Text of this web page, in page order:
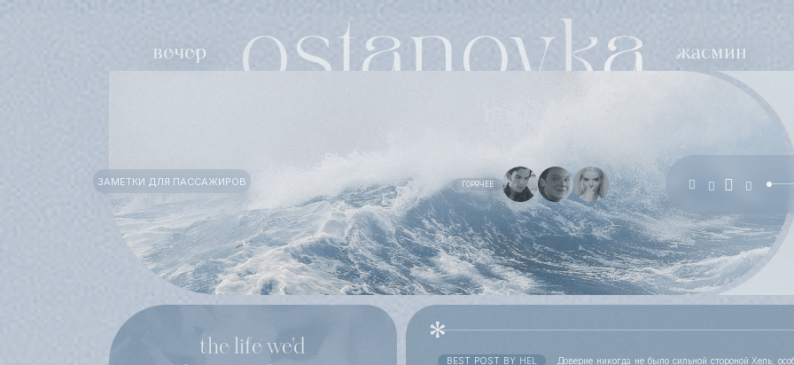
BEST POST BY HEL
Доверие никогда не было сильной стороной Хель,
the life we'd
ГОРЯЧЕЕ
ЗАМЕТКИ ДЛЯ ПАССАЖИРОВ